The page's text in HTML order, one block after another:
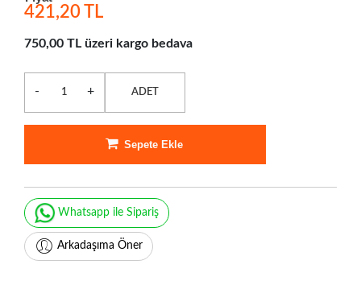
421,20 TL
750,00 TL üzeri kargo bedava
- + ADET
Sepete Ekle
Whatsapp ile Sipariş
Arkadaşıma Öner